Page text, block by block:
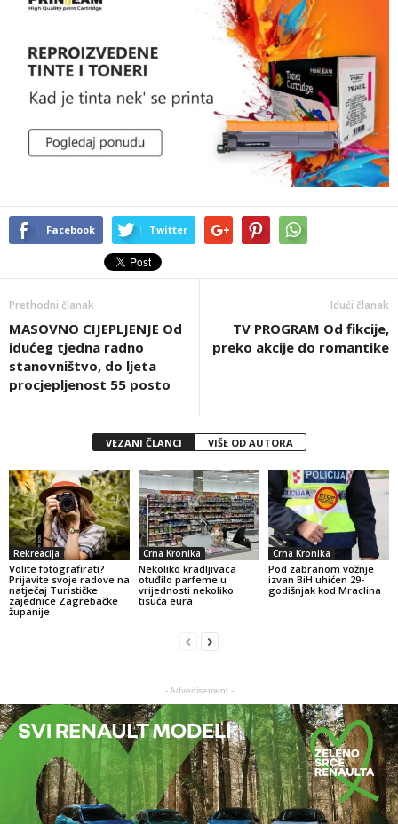
Facebook Twitter
Prethodni članak
MASOVNO CIJEPLJENJE Od
idućeg tjedna radno
stanovništvo, do ljeta
procjepljenost 55 posto
Idući članak
TV PROGRAM Od fikcije,
preko akcije do romantike
VEZANI ČLANCI VIŠE OD AUTORA
Rekreacija
Volite fotografirati?
Prijavite svoje radove na
natječaj Turističke
zajednice Zagrebačke
županije
Crna Kronika
Nekoliko kradljivaca
otuđilo parfeme u
vrijednosti nekoliko
tisuća eura
Crna Kronika
Pod zabranom vožnje
izvan BiH uhićen 29-
godišnjak kod Mraclina
- Advertisement -